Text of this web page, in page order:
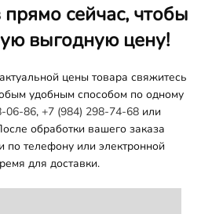
сейчас, чтобы
выгодную цену!
цены товара свяжитесь
удобным способом по одному
06-86, +7 (984) 298-74-68 или
обработки вашего заказа
телефону или электронной
для доставки.